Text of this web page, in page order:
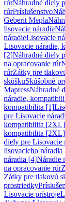
rúrNáhradné diely
rúrPríslušenstvo
Geberit Mepla
lisovacie náradie
náradieLisovacie
Lisovacie náradie,
[2]Náhradné diely
na opracovanie rúr
rúrZátky pre
skúškuSkúšobné
MapressNáhradné
náradie,
kompatibilita [1]
pre Lisovacie
kompatibilita [2XL]
kompatibilita [2XL]
diely pre Lisovacie
lisovacieho náradia
náradia [4]Náradie
na opracovanie rúr
Zátky pre tlakovú
prostriedky
Lisovacie prístroje